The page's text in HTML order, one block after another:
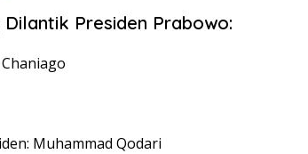
Presiden Prabowo:
Muhammad Qodari